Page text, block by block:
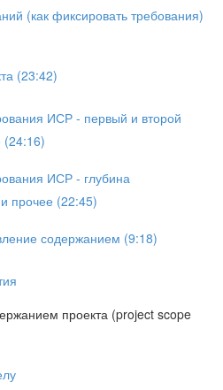
(как фиксировать требования)
(23:42)
ИСР - первый и второй
(24:16)
ИСР - глубина
прочее (22:45)
содержанием (9:18)
проекта (project scope